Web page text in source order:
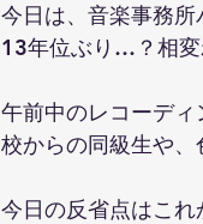
今日は、音楽事務所
13年位ぶり…？相
午前中のレコーデ
校からの同級生や、
今日の反省点はこれ